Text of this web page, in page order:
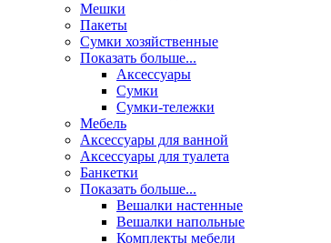
Мешки
Пакеты
Сумки хозяйственные
Показать больше...
Аксессуары
Сумки
Сумки-тележки
Мебель
Аксессуары для ванной
Аксессуары для туалета
Банкетки
Показать больше...
Вешалки настенные
Вешалки напольные
Комплекты мебели